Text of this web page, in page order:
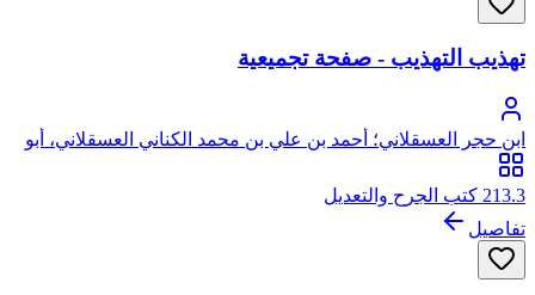
تهذيب التهذيب - صفحة تجميعية
ابن حجر العسقلاني؛ أحمد بن علي بن محمد الكناني العسقلاني، أبو
الفضل، شهاب الدين، ابن حجر
213.3 كتب الجرح والتعديل
تفاصيل